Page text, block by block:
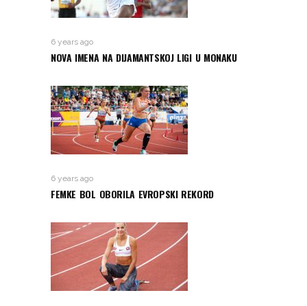
6 years ago
NOVA IMENA NA DIJAMANTSKOJ LIGI U MONAKU
6 years ago
FEMKE BOL OBORILA EVROPSKI REKORD